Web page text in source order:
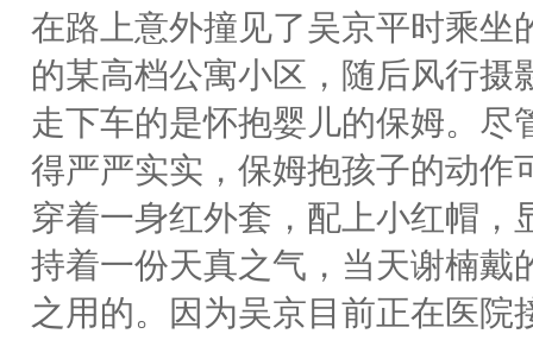
在路上意外撞见了吴京平时乘坐
的某高档公寓小区，随后风行
走下车的是怀抱婴儿的保姆。
得严严实实，保姆抱孩子的动作
穿着一身红外套，配上小红帽
持着一份天真之气，当天谢楠戴
之用的。因为吴京目前正在医